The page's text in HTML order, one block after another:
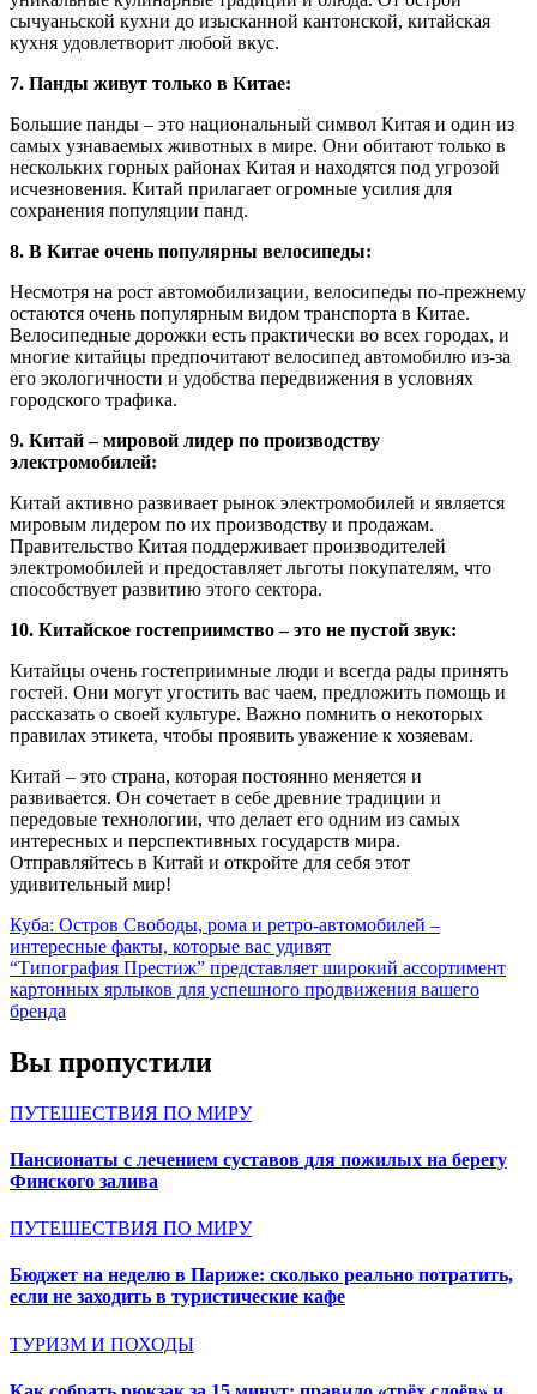
сычуаньской кухни до изысканной кантонской, китайская
кухня удовлетворит любой вкус.
7. Панды живут только в Китае:
Большие панды – это национальный символ Китая и один из
самых узнаваемых животных в мире. Они обитают только в
нескольких горных районах Китая и находятся под угрозой
исчезновения. Китай прилагает огромные усилия для
сохранения популяции панд.
8. В Китае очень популярны велосипеды:
Несмотря на рост автомобилизации, велосипеды по-прежнему
остаются очень популярным видом транспорта в Китае.
Велосипедные дорожки есть практически во всех городах, и
многие китайцы предпочитают велосипед автомобилю из-за
его экологичности и удобства передвижения в условиях
городского трафика.
9. Китай – мировой лидер по производству
электромобилей:
Китай активно развивает рынок электромобилей и является
мировым лидером по их производству и продажам.
Правительство Китая поддерживает производителей
электромобилей и предоставляет льготы покупателям, что
способствует развитию этого сектора.
10. Китайское гостеприимство – это не пустой звук:
Китайцы очень гостеприимные люди и всегда рады принять
гостей. Они могут угостить вас чаем, предложить помощь и
рассказать о своей культуре. Важно помнить о некоторых
правилах этикета, чтобы проявить уважение к хозяевам.
Китай – это страна, которая постоянно меняется и
развивается. Он сочетает в себе древние традиции и
передовые технологии, что делает его одним из самых
интересных и перспективных государств мира.
Отправляйтесь в Китай и откройте для себя этот
удивительный мир!
Навигация
по
записям
Куба: Остров Свободы, рома и ретро-автомобилей –
интересные факты, которые вас удивят
“Типография Престиж” представляет широкий ассортимент
картонных ярлыков для успешного продвижения вашего
бренда
Вы пропустили
ПУТЕШЕСТВИЯ ПО МИРУ
Пансионаты с лечением суставов для пожилых на берегу
Финского залива
ПУТЕШЕСТВИЯ ПО МИРУ
Бюджет на неделю в Париже: сколько реально потратить,
если не заходить в туристические кафе
ТУРИЗМ И ПОХОДЫ